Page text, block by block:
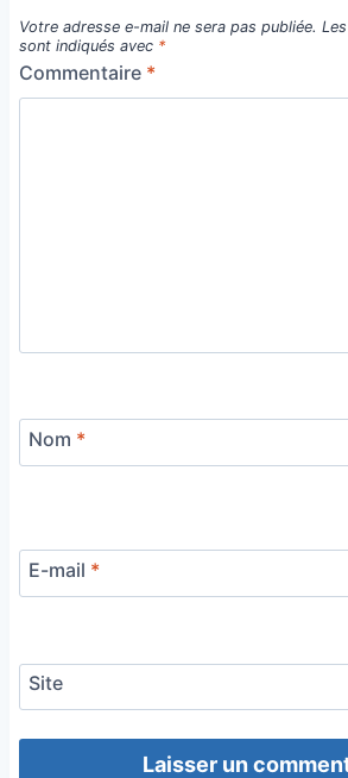
Votre adresse e-mail ne sera pas publiée.
sont indiqués avec *
Commentaire *
Nom *
E-mail *
Site